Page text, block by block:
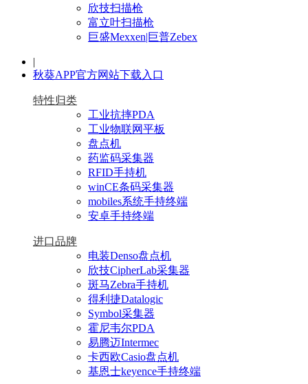
欣技扫描枪
富立叶扫描枪
巨盛Mexxen|巨普Zebex
|
秋葵APP官方网站下载入口
特性归类
工业抗摔PDA
工业物联网平板
盘点机
药监码采集器
RFID手持机
winCE条码采集器
mobiles系统手持终端
安卓手持终端
进口品牌
电装Denso盘点机
欣技CipherLab采集器
斑马Zebra手持机
得利捷Datalogic
Symbol采集器
霍尼韦尔PDA
易腾迈Intermec
卡西欧Casio盘点机
基恩士keyence手持终端